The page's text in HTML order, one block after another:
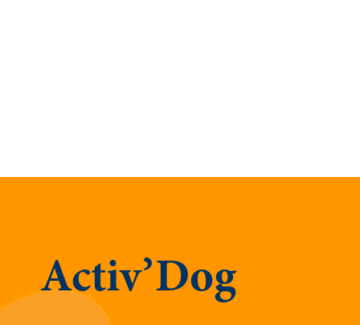
Activ’Dog